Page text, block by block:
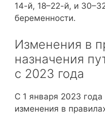
14-й, 18–22-й, и
беременности.
Изменения в
назначения
с 2023 года
С 1 января 2023 года
изменения в